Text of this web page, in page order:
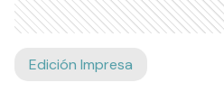
Edición Impresa